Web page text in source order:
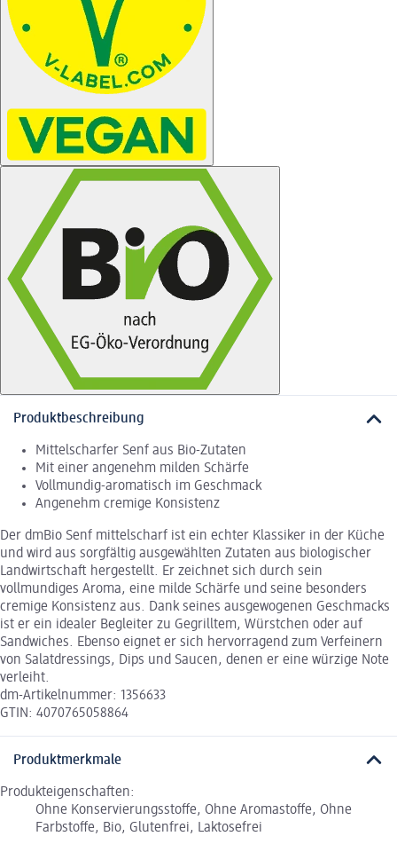
Produktbeschreibung
Mittelscharfer Senf aus Bio-Zutaten
Mit einer angenehm milden Schärfe
Vollmundig-aromatisch im Geschmack
Angenehm cremige Konsistenz
Der dmBio Senf mittelscharf ist ein echter Klassiker in der Küche
und wird aus sorgfältig ausgewählten Zutaten aus biologischer
Landwirtschaft hergestellt. Er zeichnet sich durch sein
vollmundiges Aroma, eine milde Schärfe und seine besonders
cremige Konsistenz aus. Dank seines ausgewogenen Geschmacks
ist er ein idealer Begleiter zu Gegrilltem, Würstchen oder auf
Sandwiches. Ebenso eignet er sich hervorragend zum Verfeinern
von Salatdressings, Dips und Saucen, denen er eine würzige Note
verleiht.
dm-Artikelnummer: 1356633
GTIN: 4070765058864
Produktmerkmale
Produkteigenschaften:
Ohne Konservierungsstoffe, Ohne Aromastoffe, Ohne
Farbstoffe, Bio, Glutenfrei, Laktosefrei